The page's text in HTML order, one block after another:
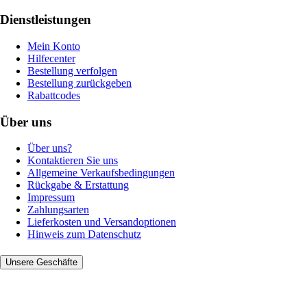
Dienstleistungen
Mein Konto
Hilfecenter
Bestellung verfolgen
Bestellung zurückgeben
Rabattcodes
Über uns
Über uns?
Kontaktieren Sie uns
Allgemeine Verkaufsbedingungen
Rückgabe & Erstattung
Impressum
Zahlungsarten
Lieferkosten und Versandoptionen
Hinweis zum Datenschutz
Unsere Geschäfte